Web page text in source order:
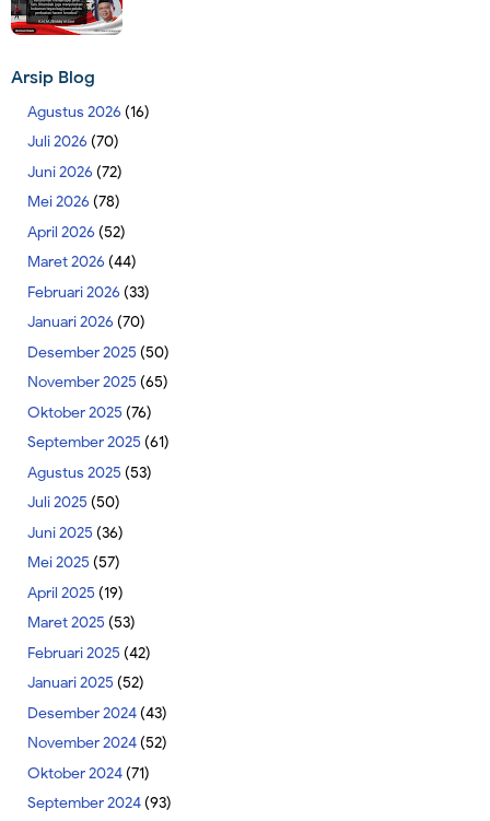
Arsip Blog
Agustus 2026 (16)
Juli 2026 (70)
Juni 2026 (72)
Mei 2026 (78)
April 2026 (52)
Maret 2026 (44)
Februari 2026 (33)
Januari 2026 (70)
Desember 2025 (50)
November 2025 (65)
Oktober 2025 (76)
September 2025 (61)
Agustus 2025 (53)
Juli 2025 (50)
Juni 2025 (36)
Mei 2025 (57)
April 2025 (19)
Maret 2025 (53)
Februari 2025 (42)
Januari 2025 (52)
Desember 2024(43)
November 2024(52)
Oktober 2024(71)
September 2024(93)